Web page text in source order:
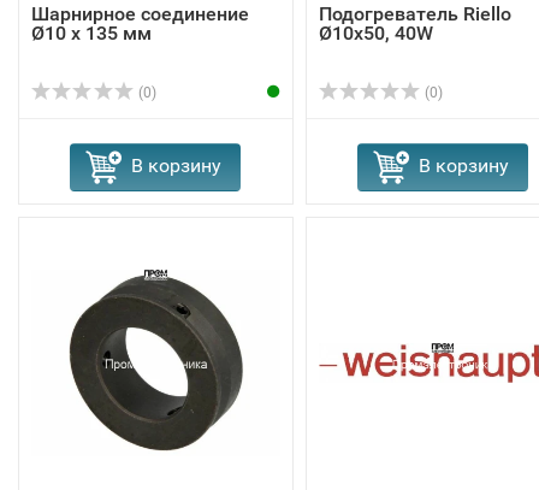
Шарнирное соединение
Ø10 x 135 мм
(0)
В корзину
Подогреватель Riello
Ø10x50, 40W
(0)
В корзину